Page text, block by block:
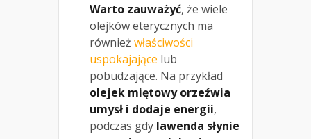
Warto zauważyć, że wiele
olejków eterycznych ma
również właściwości
uspokajające lub
pobudzające. Na przykład
olejek miętowy orzeźwia
umysł i dodaje energii,
podczas gdy lawenda słynie